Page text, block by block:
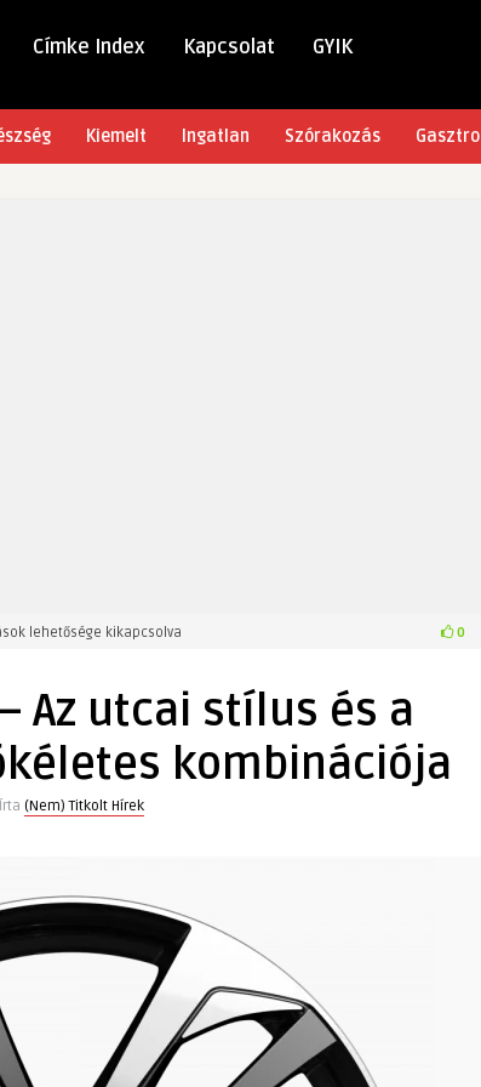
Címke Index Kapcsolat GYIK
Kiemelt Ingatlan Szórakozás Gasztro
lehetősége kikapcsolva 0
Az utcai stílus és a
kombinációja
Írta (Nem) Titkolt Hírek